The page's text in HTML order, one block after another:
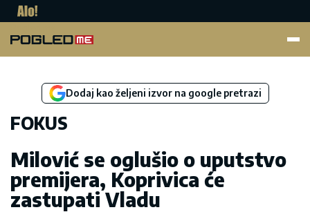
Dodaj kao željeni izvor na google pretrazi
FOKUS
Milović se oglušio o uputstvo
premijera, Koprivica će
zastupati Vladu